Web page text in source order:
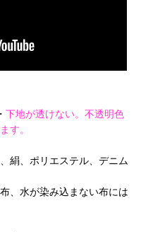
下地が透けない。不透明色
す。
絹、ポリエステル、デニム
、水が染み込まない布には